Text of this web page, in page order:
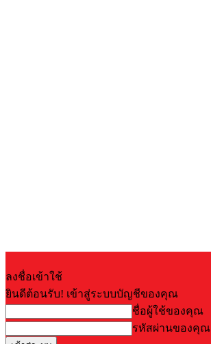
ลงชื่อเข้าใช้
ยินดีต้อนรับ! เข้าสู่ระบบบัญชีของคุณ
ชื่อผู้ใช้ของคุณ
รหัสผ่านของคุณ